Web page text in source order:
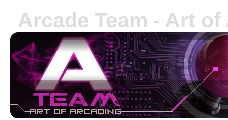
Arcade Team - Art